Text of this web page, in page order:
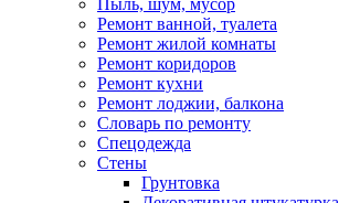
Пыль, шум, мусор
Ремонт ванной, туалета
Ремонт жилой комнаты
Ремонт коридоров
Ремонт кухни
Ремонт лоджии, балкона
Словарь по ремонту
Спецодежда
Стены
Грунтовка